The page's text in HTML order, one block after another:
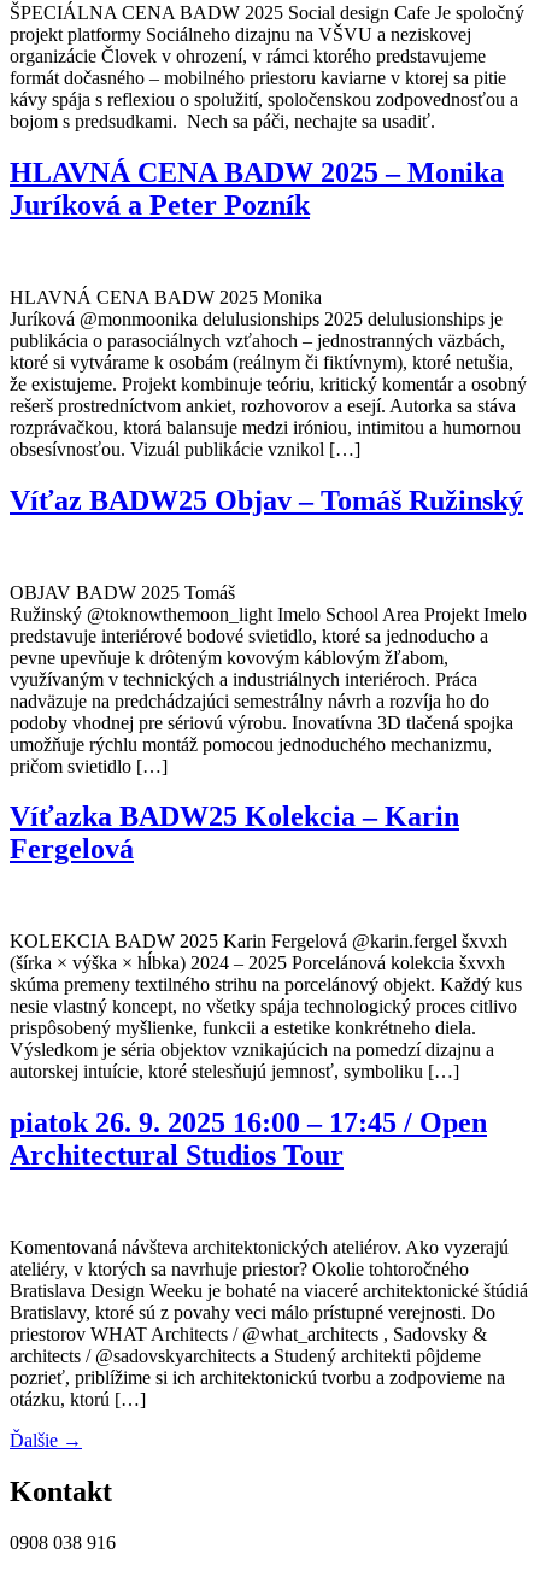
ŠPECIÁLNA CENA BADW 2025 Social design Cafe Je spoločný
projekt platformy Sociálneho dizajnu na VŠVU a neziskovej
organizácie Človek v ohrození, v rámci ktorého predstavujeme
formát dočasného – mobilného priestoru kaviarne v ktorej sa pitie
kávy spája s reflexiou o spolužití, spoločenskou zodpovednosťou a
bojom s predsudkami. Nech sa páči, nechajte sa usadiť.
HLAVNÁ CENA BADW 2025 – Monika
Juríková a Peter Pozník
HLAVNÁ CENA BADW 2025 Monika
Juríková @monmoonika delulusionships 2025 delulusionships je
publikácia o parasociálnych vzťahoch – jednostranných väzbách,
ktoré si vytvárame k osobám (reálnym či fiktívnym), ktoré netušia,
že existujeme. Projekt kombinuje teóriu, kritický komentár a osobný
rešerš prostredníctvom ankiet, rozhovorov a esejí. Autorka sa stáva
rozprávačkou, ktorá balansuje medzi iróniou, intimitou a humornou
obsesívnosťou. Vizuál publikácie vznikol […]
Víťaz BADW25 Objav – Tomáš Ružinský
OBJAV BADW 2025 Tomáš
Ružinský @toknowthemoon_light Imelo School Area Projekt Imelo
predstavuje interiérové bodové svietidlo, ktoré sa jednoducho a
pevne upevňuje k drôteným kovovým káblovým žľabom,
využívaným v technických a industriálnych interiéroch. Práca
nadväzuje na predchádzajúci semestrálny návrh a rozvíja ho do
podoby vhodnej pre sériovú výrobu. Inovatívna 3D tlačená spojka
umožňuje rýchlu montáž pomocou jednoduchého mechanizmu,
pričom svietidlo […]
Víťazka BADW25 Kolekcia – Karin
Fergelová
KOLEKCIA BADW 2025 Karin Fergelová @karin.fergel šxvxh
(šírka × výška × hĺbka) 2024 – 2025 Porcelánová kolekcia šxvxh
skúma premeny textilného strihu na porcelánový objekt. Každý kus
nesie vlastný koncept, no všetky spája technologický proces citlivo
prispôsobený myšlienke, funkcii a estetike konkrétneho diela.
Výsledkom je séria objektov vznikajúcich na pomedzí dizajnu a
autorskej intuície, ktoré stelesňujú jemnosť, symboliku […]
piatok 26. 9. 2025 16:00 – 17:45 / Open
Architectural Studios Tour
Komentovaná návšteva architektonických ateliérov. Ako vyzerajú
ateliéry, v ktorých sa navrhuje priestor? Okolie tohtoročného
Bratislava Design Weeku je bohaté na viaceré architektonické štúdiá
Bratislavy, ktoré sú z povahy veci málo prístupné verejnosti. Do
priestorov WHAT Architects / @what_architects , Sadovsky &
architects / @sadovskyarchitects a Studený architekti pôjdeme
pozrieť, priblížime si ich architektonickú tvorbu a zodpovieme na
otázku, ktorú […]
Ďalšie →
Kontakt
0908 038 916